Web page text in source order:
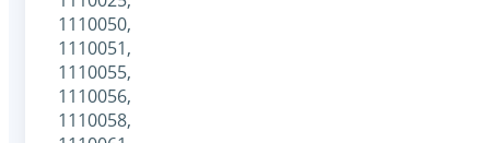
1110050,
1110051,
1110055,
1110056,
1110058,